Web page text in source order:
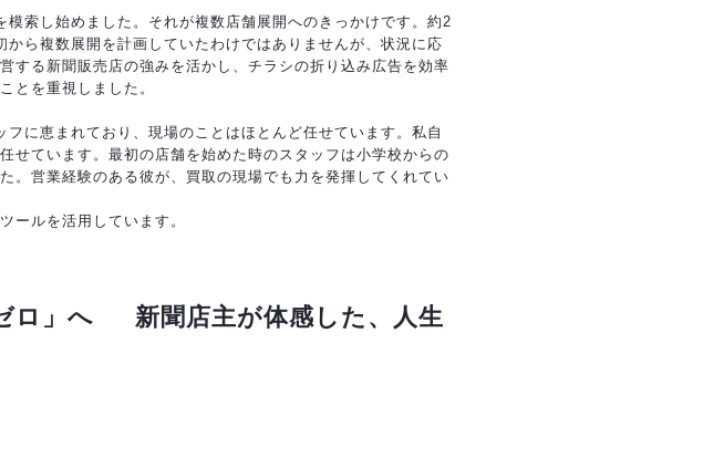
索し始めました。それが複数店舗展開へのきっかけです。約2
ら複数展開を計画していたわけではありませんが、状況に応
する新聞販売店の強みを活かし、チラシの折り込み広告を効率
とを重視しました。
に恵まれており、現場のことはほとんど任せています。私自
せています。最初の店舗を始めた時のスタッフは小学校からの
。営業経験のある彼が、買取の現場でも力を発揮してくれてい
ールを活用しています。
ロ」へ 新聞店主が体感した、人生